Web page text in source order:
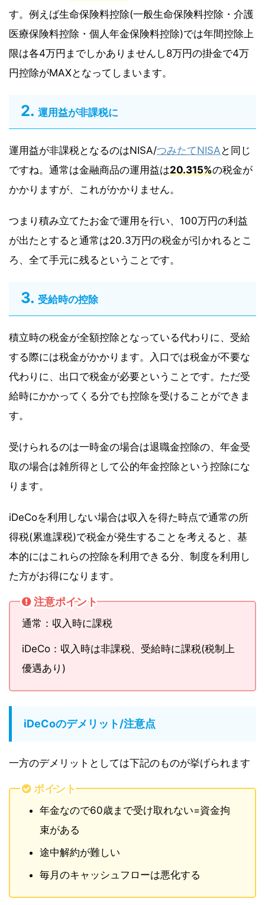
す。例えば生命保険料控除(一般生命保険料控除・介護
医療保険料控除・個人年金保険料控除)では年間控除上
限は各4万円までしかありませんし8万円の掛金で4万
円控除がMAXとなってしまいます。
運用益が非課税に
運用益が非課税となるのはNISA/つみたてNISA と同じ
ですね。通常は金融商品の運用益は20.315%の税金が
かかりますが、これがかかりません。
つまり積み立てたお金で運用を行い、100万円の利益
が出たとすると通常は20.3万円の税金が引かれるとこ
ろ、全て手元に残るということです。
受給時の控除
積立時の税金が全額控除となっている代わりに、受給
する際には税金がかかります。入口では税金が不要な
代わりに、出口で税金が必要ということです。ただ受
給時にかかってくる分でも控除を受けることができま
す。
受けられるのは一時金の場合は退職金控除の、年金受
取の場合は雑所得として公的年金控除という控除にな
ります。
iDeCoを利用しない場合は収入を得た時点で通常の所
得税(累進課税)で税金が発生することを考えると、基
本的にはこれらの控除を利用できる分、制度を利用し
た方がお得になります。
注意ポイント
通常：収入時に課税
iDeCo：収入時は非課税、受給時に課税(税制上
優遇あり)
iDeCoのデメリット/注意点
一方のデメリットとしては下記のものが挙げられます
ポイント
年金なので60歳まで受け取れない=資金拘
束がある
途中解約が難しい
毎月のキャッシュフローは悪化する